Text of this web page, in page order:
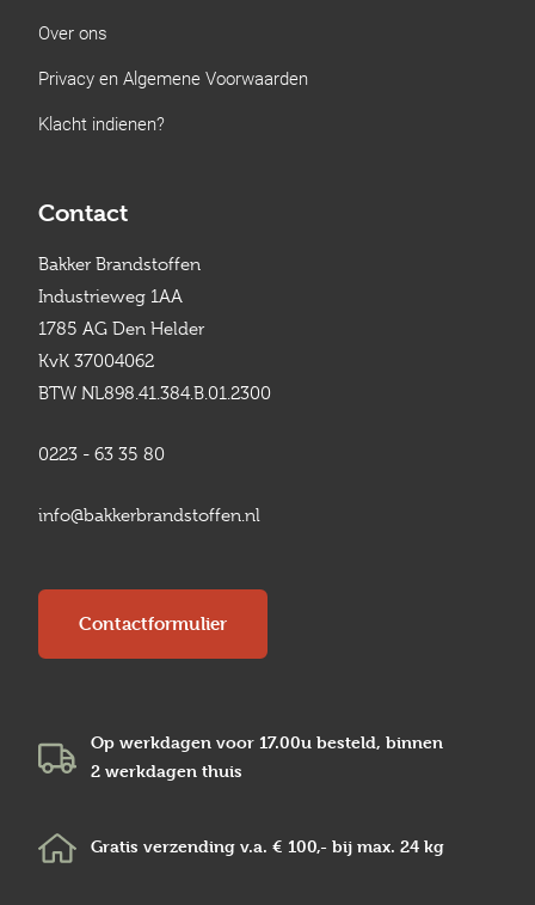
Over ons
Privacy en Algemene Voorwaarden
Klacht indienen?
Contact
Bakker Brandstoffen
Industrieweg 1AA
1785 AG Den Helder
KvK 37004062
BTW NL898.41.384.B.01.2300
0223 - 63 35 80
info@bakkerbrandstoffen.nl
Contactformulier
Op werkdagen voor 17.00u besteld, binnen
2 werkdagen thuis
Gratis verzending v.a. € 100,- bij max. 24 kg